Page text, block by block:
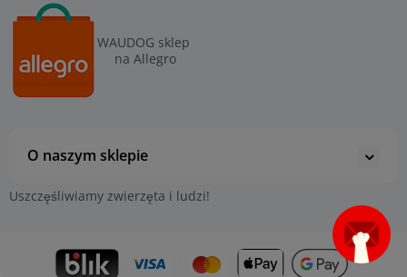
WAUDOG sklep
na Allegro
O naszym sklepie
Uszczęśliwiamy zwierzęta i ludzi!